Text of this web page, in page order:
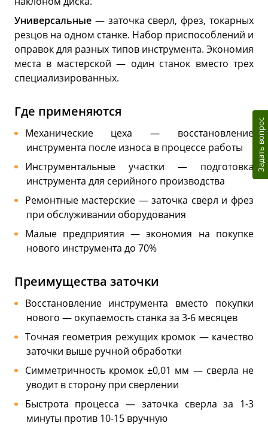
Универсальные — заточка сверл, фрез, токарных
резцов на одном станке. Набор приспособлений и
оправок для разных типов инструмента. Экономия
места в мастерской — один станок вместо трех
специализированных.
Где применяются
Механические цеха — восстановление
инструмента после износа в процессе работы
Инструментальные участки — подготовка
инструмента для серийного производства
Ремонтные мастерские — заточка сверл и фрез
при обслуживании оборудования
Малые предприятия — экономия на покупке
нового инструмента до 70%
Преимущества заточки
Восстановление инструмента вместо покупки
нового — окупаемость станка за 3-6 месяцев
Точная геометрия режущих кромок — качество
заточки выше ручной обработки
Симметричность кромок ±0,01 мм — сверла не
уводит в сторону при сверлении
Быстрота процесса — заточка сверла за 1-3
минуты против 10-15 вручную
Задать вопрос